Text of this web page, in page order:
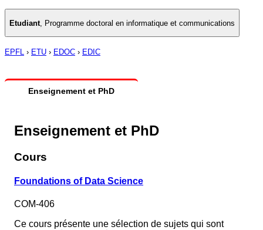
Etudiant Programme doctoral en informatique et communications
EPFL › ETU › EDOC › EDIC
Enseignement et PhD
Enseignement et PhD
Cours
Foundations of Data Science
COM-406
Ce cours présente une sélection de sujets qui sont